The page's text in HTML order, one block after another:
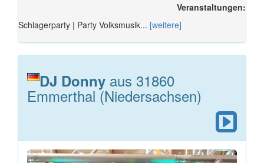
Veranstaltungen:
Schlagerparty | Party Volksmusik... [weitere]
DJ Donny aus 31860
Emmerthal (Niedersachsen)